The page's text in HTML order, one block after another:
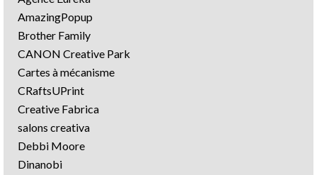
AmazingPopup
Brother Family
CANON Creative Park
Cartes à mécanisme
CRaftsUPrint
Creative Fabrica
salons creativa
Debbi Moore
Dinanobi